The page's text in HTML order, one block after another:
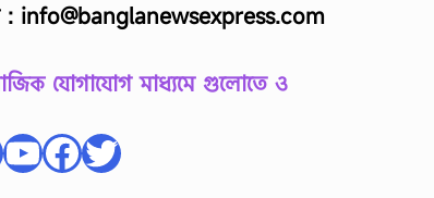
: info@banglanewsexpress.com
যোগাযোগ মাধ্যমে গুলোতে ও
YouTube
Facebook
Twitter